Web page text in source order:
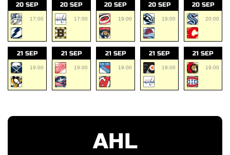
20 SEP
17:00
20 SEP
17:00
20 SEP
19:00
20 SEP
19:00
20 SEP
20:00
21 SEP
19:00
21 SEP
19:00
21 SEP
19:00
21 SEP
19:00
21 SEP
19:00
AHL